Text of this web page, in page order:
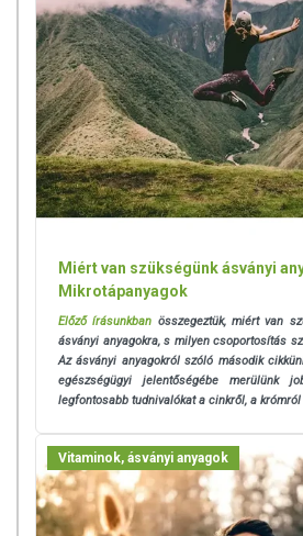
Miért van szükségünk ásványi
Mikrotápanyagok
Előző írásunkban összegeztük, miért van
ásványi anyagokra, s milyen csoportosítás
Az ásványi anyagokról szóló második
egészségügyi jelentőségébe merülünk
legfontosabb tudnivalókat a cinkről, a
Vitaminok, ásványi anyagok